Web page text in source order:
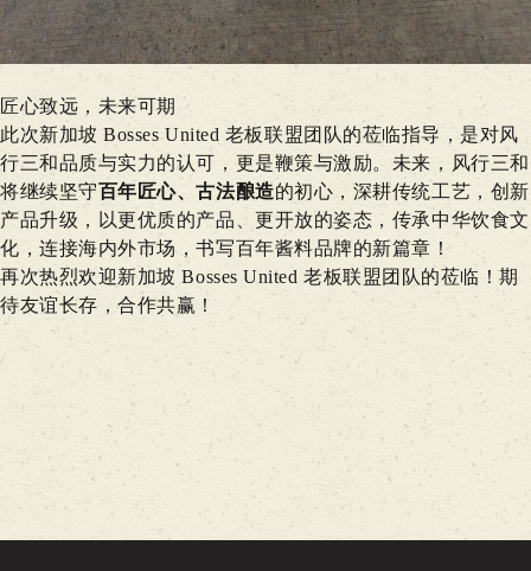
匠心致远，未来可期
此次新加坡 Bosses United 老板联盟团队的莅临指导，是对风
行三和品质与实力的认可，更是鞭策与激励。未来，风行三和
将继续坚守百年匠心、古法酿造的初心，深耕传统工艺，创新
产品升级，以更优质的产品、更开放的姿态，传承中华饮食文
化，连接海内外市场，书写百年酱料品牌的新篇章！
再次热烈欢迎新加坡 Bosses United 老板联盟团队的莅临！期
待友谊长存，合作共赢！